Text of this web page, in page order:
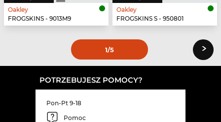
Oakley
FROGSKINS - 9013M9
Oakley
FROGSKINS S - 950801
1/5 ›
POTRZEBUJESZ POMOCY?
Pon-Pt 9-18
Pomoc